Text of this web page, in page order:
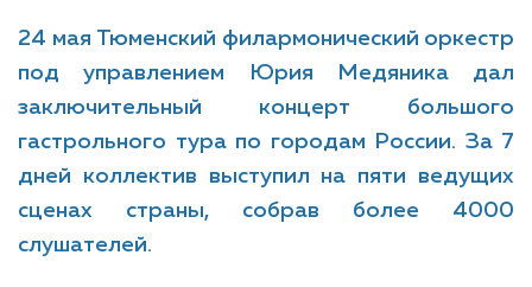
24 мая Тюменский филармонический оркестр
под управлением Юрия Медяника дал
заключительный концерт большого
гастрольного тура по городам России. За 7
дней коллектив выступил на пяти ведущих
сценах страны, собрав более 4000
слушателей.